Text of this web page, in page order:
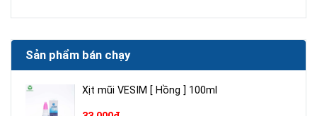
Sản phẩm bán chạy
Xịt mũi VESIM [ Hồng ] 100ml